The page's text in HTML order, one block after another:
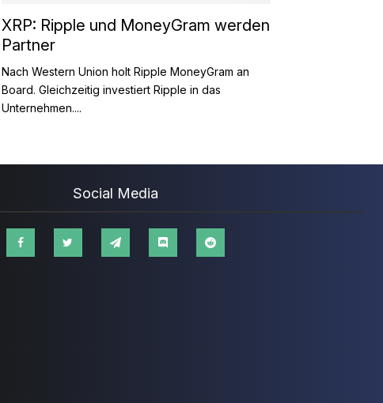
XRP: Ripple und MoneyGram werden
Partner
Nach Western Union holt Ripple MoneyGram an
Board. Gleichzeitig investiert Ripple in das
Unternehmen....
Social Media